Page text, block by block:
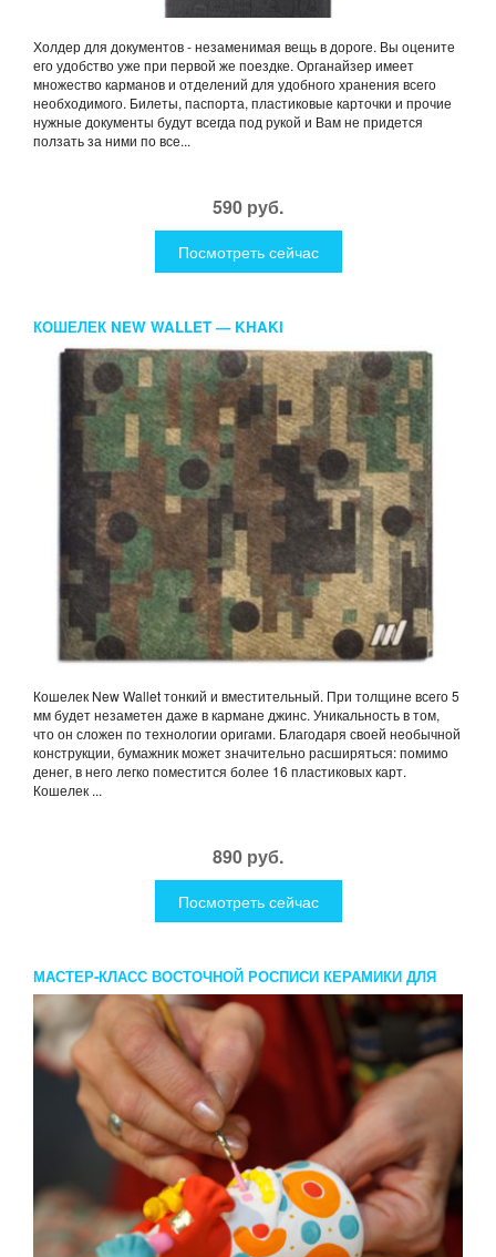
Холдер для документов - незаменимая вещь в дороге. Вы оцените
его удобство уже при первой же поездке. Органайзер имеет
множество карманов и отделений для удобного хранения всего
необходимого. Билеты, паспорта, пластиковые карточки и прочие
нужные документы будут всегда под рукой и Вам не придется
ползать за ними по все...
590 руб.
Посмотреть сейчас
КОШЕЛЕК NEW WALLET — KHAKI
Кошелек New Wallet тонкий и вместительный. При толщине всего 5
мм будет незаметен даже в кармане джинс. Уникальность в том,
что он сложен по технологии оригами. Благодаря своей необычной
конструкции, бумажник может значительно расширяться: помимо
денег, в него легко поместится более 16 пластиковых карт.
Кошелек ...
890 руб.
Посмотреть сейчас
МАСТЕР-КЛАСС ВОСТОЧНОЙ РОСПИСИ КЕРАМИКИ ДЛЯ
ДВОИХ